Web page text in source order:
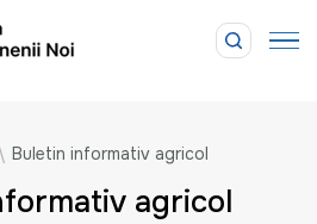
\ Buletin informativ agricol
agricol